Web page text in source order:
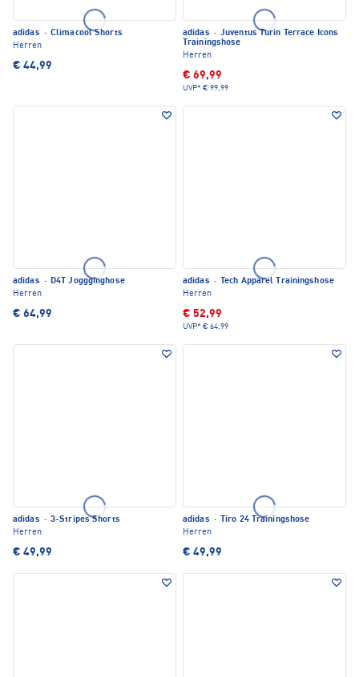
adidas · Climacool Shorts
Herren
€ 44,99
adidas · Juventus Turin Terrace Icons
Trainingshose
Herren
€ 69,99
UVP* € 99,99
adidas · D4T Joggginghose
Herren
€ 64,99
adidas ·
Tech Apparel Trainingshose
Herren
€ 52,99
UVP* € 64,99
adidas · 3-Stripes Shorts
Herren
€ 49,99
adidas ·
Tiro 24 Trainingshose
Herren
€ 49,99